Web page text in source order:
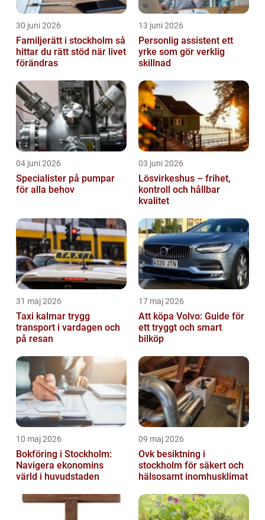
30 juni 2026
Familjerätt i stockholm så
hittar du rätt stöd när livet
förändras
13 juni 2026
Personlig assistent ett
yrke som gör verklig
skillnad
04 juni 2026
Specialister på pumpar
för alla behov
03 juni 2026
Lösvirkeshus – frihet,
kontroll och hållbar
kvalitet
31 maj 2026
Taxi kalmar trygg
transport i vardagen och
på resan
17 maj 2026
Att köpa Volvo: Guide för
ett tryggt och smart
bilköp
10 maj 2026
Bokföring i Stockholm:
Navigera ekonomins
värld i huvudstaden
09 maj 2026
Ovk besiktning i
stockholm för säkert och
hälsosamt inomhusklimat